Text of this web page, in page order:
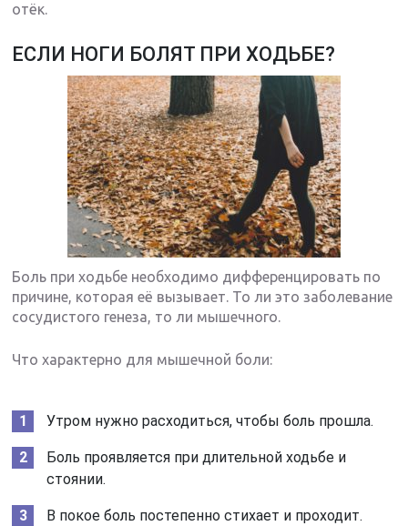
отёк.
ЕСЛИ НОГИ БОЛЯТ ПРИ ХОДЬБЕ?
Боль при ходьбе необходимо дифференцировать по
причине, которая её вызывает. То ли это заболевание
сосудистого генеза, то ли мышечного.
Что характерно для мышечной боли:
Утром нужно расходиться, чтобы боль прошла.
Боль проявляется при длительной ходьбе и
стоянии.
В покое боль постепенно стихает и проходит.